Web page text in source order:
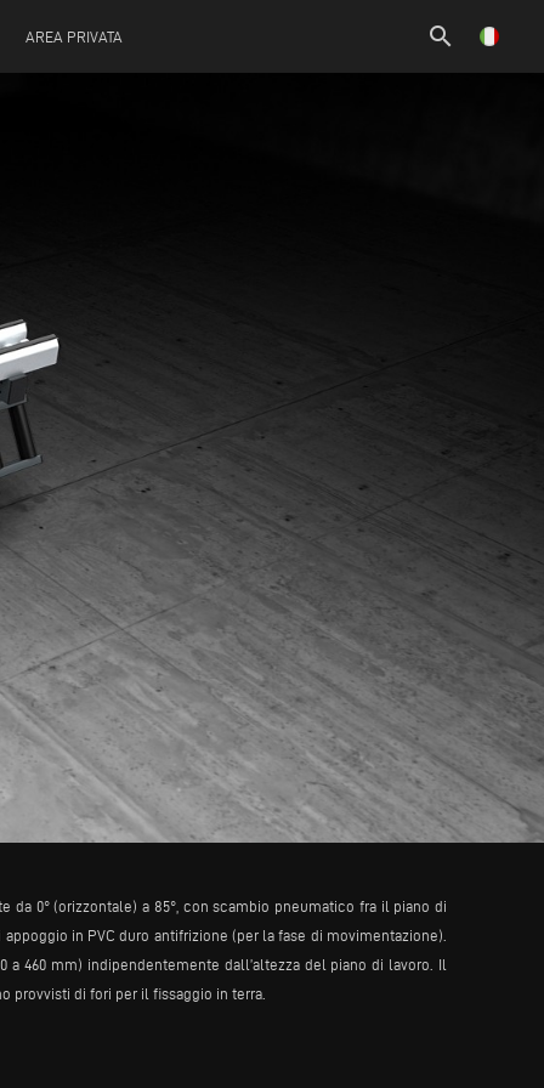
AREA PRIVATA search
da 0° (orizzontale) a 85°, con scambio pneumatico fra il piano di
in PVC duro antifrizione (per la fase di movimentazione).
460 mm) indipendentemente dall’altezza del piano di lavoro. Il
provvisti di fori per il fissaggio in terra.